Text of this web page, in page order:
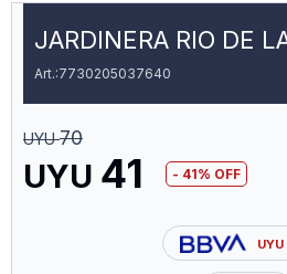
JARDINERA RIO DE
7730205037640
UYU 41
UYU 70
41
UYU